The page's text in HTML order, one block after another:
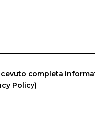
completa
Policy)